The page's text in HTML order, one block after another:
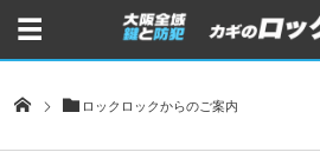
ロックロックからのご案内